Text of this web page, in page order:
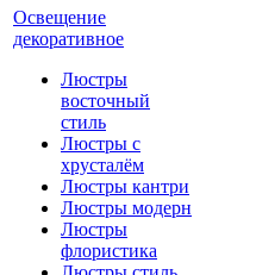
Освещение
декоративное
Люстры
восточный
стиль
Люстры с
хрусталём
Люстры кантри
Люстры модерн
Люстры
флористика